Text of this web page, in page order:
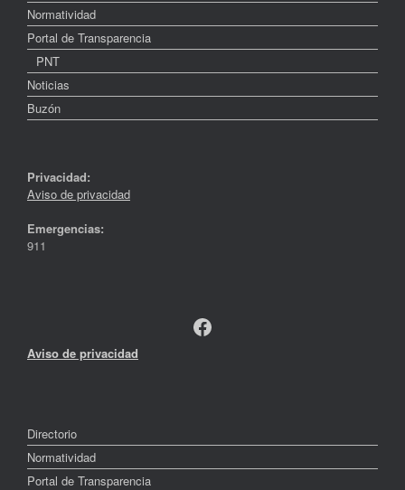
Normatividad
Portal de Transparencia
PNT
Noticias
Buzón
Privacidad:
Aviso de privacidad
Emergencias:
911
Facebook
Aviso de privacidad
Directorio
Normatividad
Portal de Transparencia